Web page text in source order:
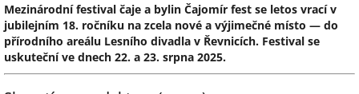
Mezinárodní festival čaje a bylin Čajomír fest se letos vrací v
jubilejním 18. ročníku na zcela nové a výjimečné místo — do
přírodního areálu Lesního divadla v Řevnicích. Festival se
uskuteční ve dnech 22. a 23. srpna 2025.